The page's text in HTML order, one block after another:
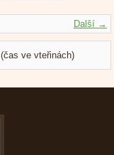
Další →
(čas ve vteřinách)